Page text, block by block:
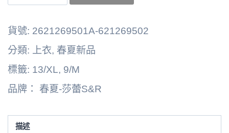
2621269001A
數
量
貨號: 2621269501A-621269502
分類:
上衣, 春夏新品
標籤: 13/XL, 9/M
品牌： 春夏-莎蕾S&R
描述